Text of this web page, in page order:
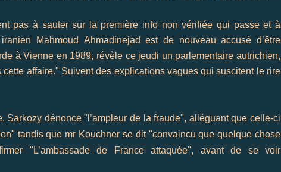
pas à sauter sur la première info non vérifiée qui passe et à
Mahmoud Ahmadinejad est de nouveau accusé d’être
à Vienne en 1989, révèle ce jeudi un parlementaire autrichien,
affaire." Suivent des explications vagues qui suscitent le rire
Sarkozy dénonce"l’ampleur de la fraude", alléguant que celle-ci
tandis que mr Kouchner se dit "convaincu que quelque chose
"L’ambassade de France attaquée", avant de se voir